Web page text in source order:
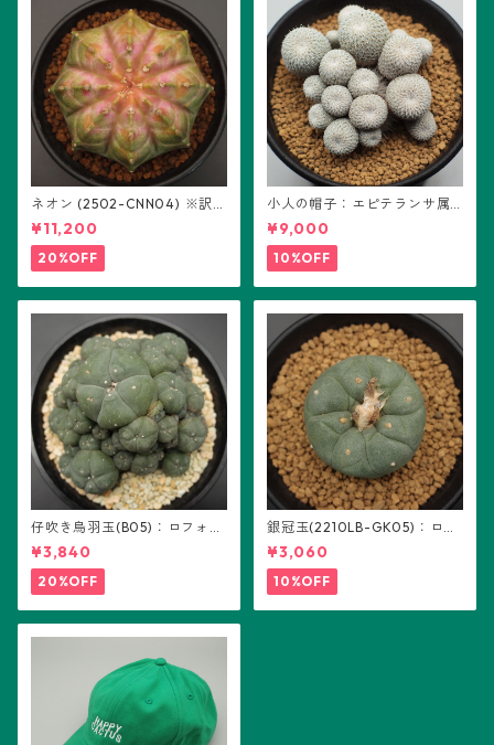
ネオン (2502-CNN04) ※訳あ
り：ギムノカリキウム属 ※実
生
¥11,200
20%OFF
小人の帽子：エピテランサ属
(B01)
¥9,000
10%OFF
仔吹き烏羽玉(B05)：ロフォフ
ォラ属
¥3,840
20%OFF
銀冠玉(2210LB-GK05)：ロフ
ォフォラ属 ※実生
¥3,060
10%OFF